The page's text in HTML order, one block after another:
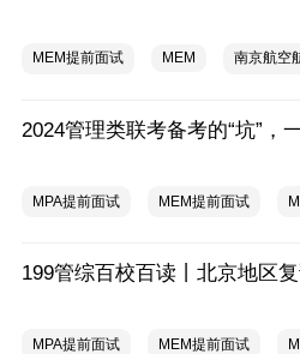
MEM提前面试 MEM 南京航空
2024管理类联考备考的“坑”，
MPA提前面试 MEM提前面试
MPA提前面试 MEM提前面试